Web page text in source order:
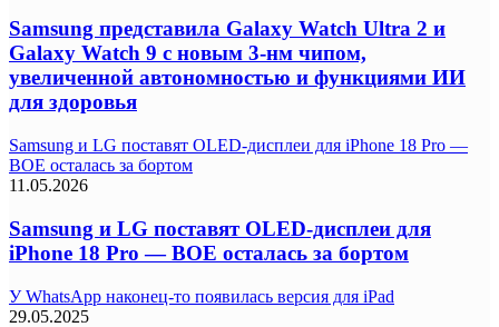
Samsung представила Galaxy Watch Ultra 2 и
Galaxy Watch 9 с новым 3-нм чипом,
увеличенной автономностью и функциями ИИ
для здоровья
Samsung и LG поставят OLED-дисплеи для iPhone 18 Pro —
BOE осталась за бортом
11.05.2026
Samsung и LG поставят OLED-дисплеи для
iPhone 18 Pro — BOE осталась за бортом
У WhatsApp наконец-то появилась версия для iPad
29.05.2025